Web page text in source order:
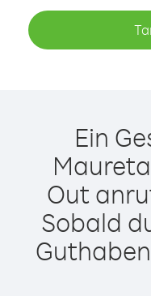
Ein
Out
Sobald